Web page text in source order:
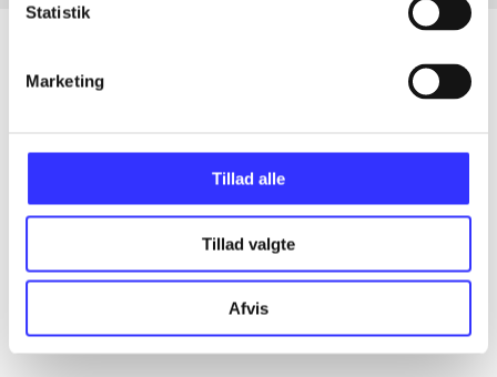
Statistik
Marketing
Tillad alle
Tillad valgte
Afvis
Alle registrerede artikler fordelt på udgivelser
...
...
...